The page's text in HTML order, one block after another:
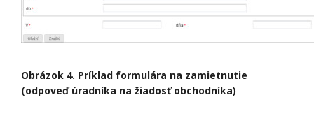
Obrázok 4. Príklad formulára na zamietnutie
(odpoveď úradníka na žiadosť obchodníka)